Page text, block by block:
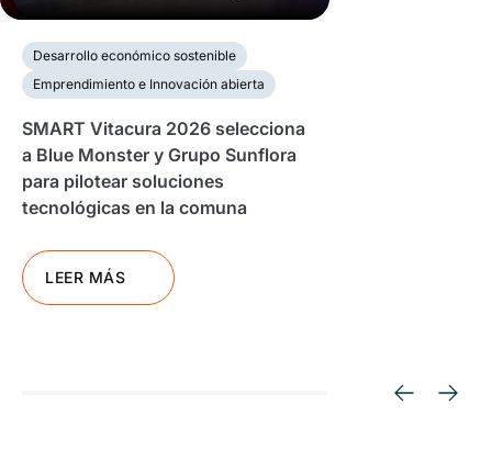
Desarrollo económico sostenible
Emprendimiento e Innovación abierta
SMART Vitacura 2026 selecciona
a Blue Monster y Grupo Sunflora
para pilotear soluciones
tecnológicas en la comuna
LEER MÁS